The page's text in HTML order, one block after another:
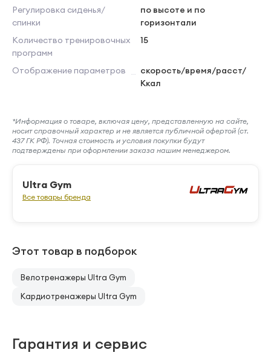
Регулировка сиденья/
спинки
по высоте и по
горизонтали
Количество тренировочных
программ
15
Отображение параметров
скорость/время/расст/
Ккал
*Информация о товаре, включая цену, представленную на сайте,
носит справочный характер и не является публичной офертой (ст.
437 ГК РФ). Точная стоимость и условия покупки будут
подтверждены при оформлении заказа нашим менеджером.
Ultra Gym
Все товары бренда
Этот товар в подборок
Велотренажеры Ultra Gym
Кардиотренажеры Ultra Gym
Гарантия и сервис